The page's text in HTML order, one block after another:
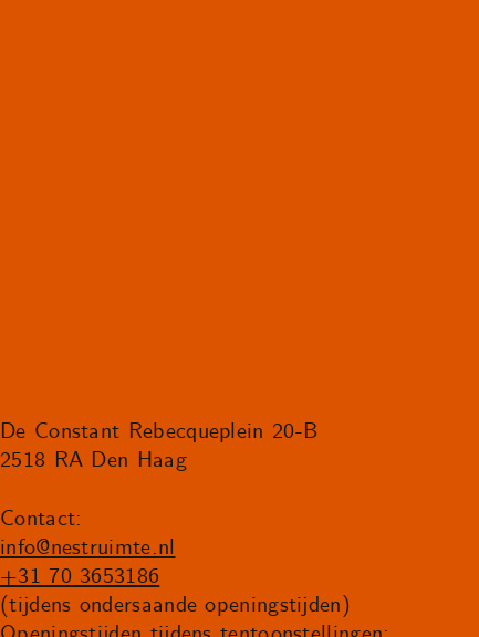
De Constant Rebecqueplein 20-B
2518 RA Den Haag
Contact:
info@nestruimte.nl
+31 70 3653186
(tijdens ondersaande openingstijden)